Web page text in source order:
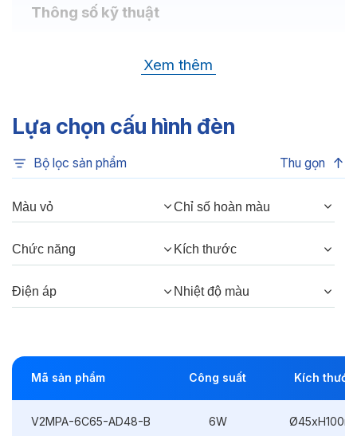
Thông số kỹ thuật
6500K, 4000K, 3500K,
Chỉ số hoàn màu: CRI80, CRI90
Quang thông:570lm(C), 570lm(N),
Thông số Điện & Lắp đặt
Kiểu lắp đặt:Gài / Ray
Kích thướcØ45xH100mm
Xem thêm
Lựa chọn cấu hình đèn
Bộ lọc sản phẩm Thu gọn
Màu vỏ Chỉ số hoàn màu
Chức năng Kích thước
Điện áp Nhiệt độ màu
Mã sản phẩm Công suất Kích thước
V2MPA-6C65-AD48-B 6W